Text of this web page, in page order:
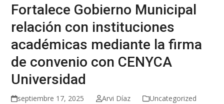
Fortalece Gobierno Municipal
relación con instituciones
académicas mediante la firma
de convenio con CENYCA
Universidad
septiembre 17, 2025 Arvi Díaz Uncategorized